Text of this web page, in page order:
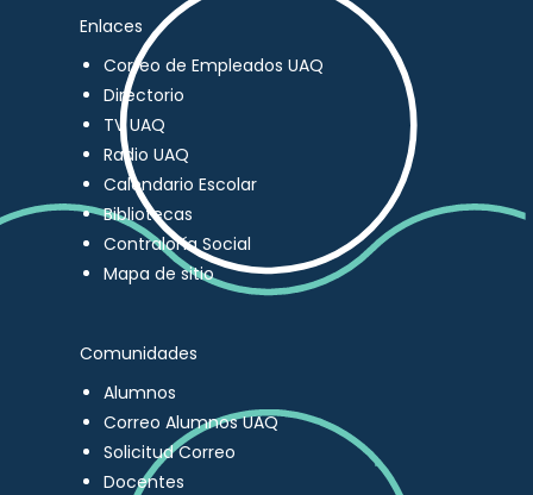
Enlaces
Correo de Empleados UAQ
Directorio
TV UAQ
Radio UAQ
Calendario Escolar
Bibliotecas
Contraloría Social
Mapa de sitio
Comunidades
Alumnos
Correo Alumnos UAQ
Solicitud Correo
Docentes